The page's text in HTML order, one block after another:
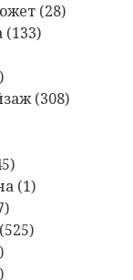
(28)
(133)
(308)
(1)